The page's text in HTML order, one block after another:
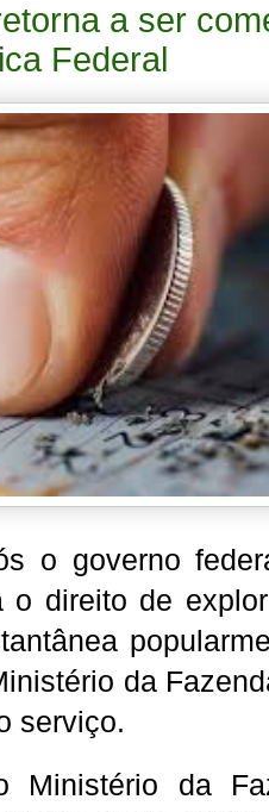
a ser
Federal
o governo
o direito de
da
serviço.
Ministério da